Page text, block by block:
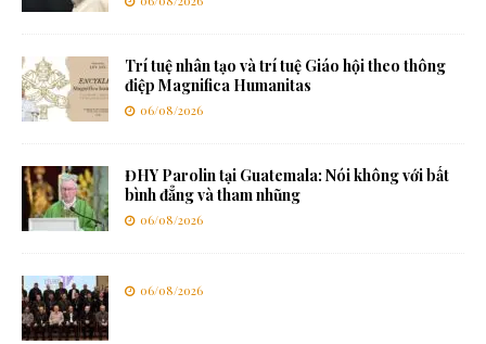
Trí tuệ nhân tạo và trí tuệ Giáo hội theo thông
điệp Magnifica Humanitas
06/08/2026
ĐHY Parolin tại Guatemala: Nói không với bất
bình đẳng và tham nhũng
06/08/2026
06/08/2026